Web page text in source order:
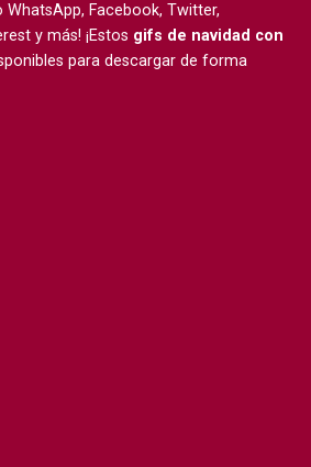
Facebook, Twitter,
y más! ¡Estos gifs de navidad con
para descargar de forma